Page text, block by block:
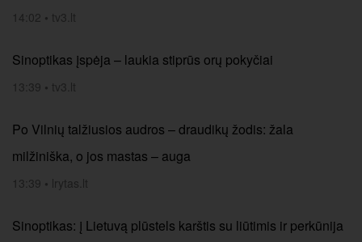
14:02 • tv3.lt
Sinoptikas įspėja – laukia stiprūs orų pokyčiai
13:39 • tv3.lt
Po Vilnių talžiusios audros – draudikų žodis: žala
milžiniška, o jos mastas – auga
13:39 • lrytas.lt
Sinoptikas: į Lietuvą plūstels karštis su liūtimis ir perkūnija